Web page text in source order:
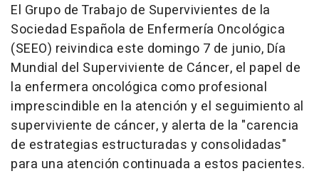
El Grupo de Trabajo de Supervivientes de la
Sociedad Española de Enfermería Oncológica
(SEEO) reivindica este domingo 7 de junio, Día
Mundial del Superviviente de Cáncer, el papel de
la enfermera oncológica como profesional
imprescindible en la atención y el seguimiento al
superviviente de cáncer, y alerta de la "carencia
de estrategias estructuradas y consolidadas"
para una atención continuada a estos pacientes.